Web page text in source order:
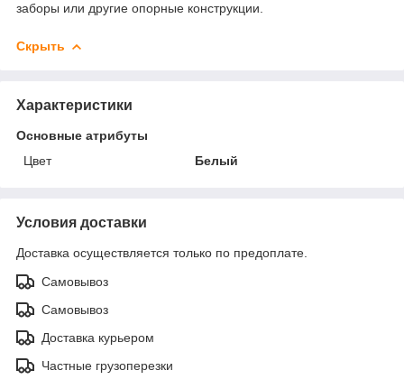
заборы или другие опорные конструкции.
Скрыть
Характеристики
Основные атрибуты
Цвет
Белый
Условия доставки
Доставка осуществляется только по предоплате.
Самовывоз
Самовывоз
Доставка курьером
Частные грузоперезки